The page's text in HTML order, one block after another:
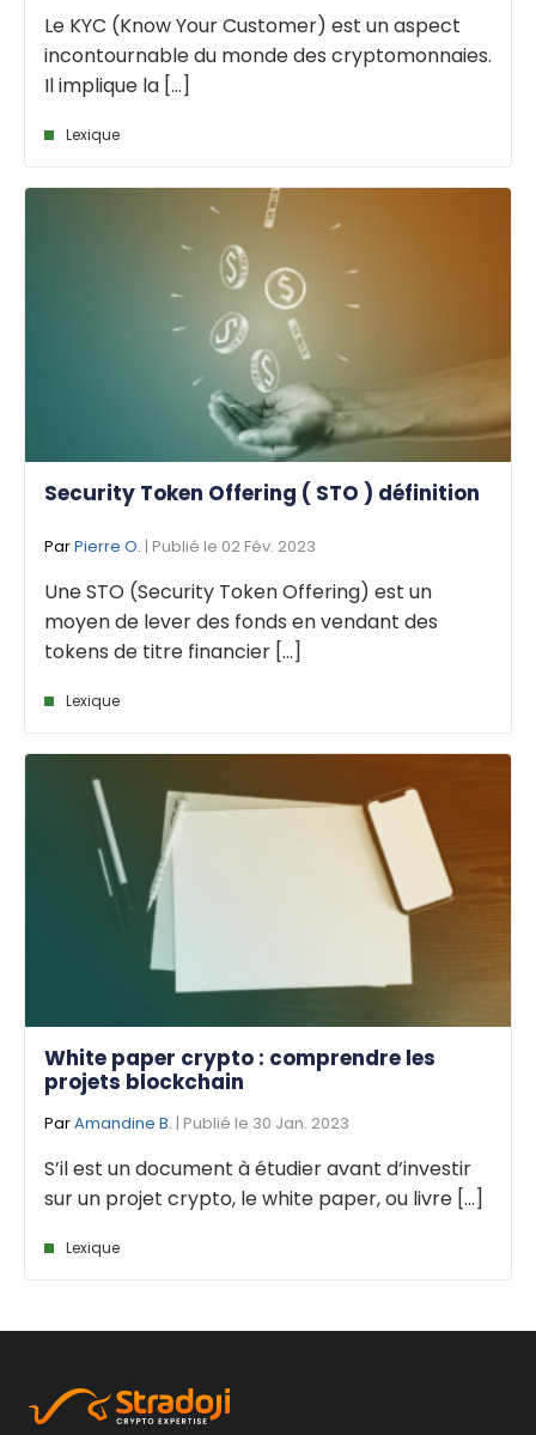
Le KYC (Know Your Customer) est un aspect
incontournable du monde des cryptomonnaies.
Il implique la [...]
Lexique
Security Token Offering ( STO ) définition
ParPierre O. | Publié le 02 Fév. 2023
Une STO (Security Token Offering) est un
moyen de lever des fonds en vendant des
tokens de titre financier [...]
Lexique
White paper crypto : comprendre les
projets blockchain
ParAmandine B. | Publié le 30 Jan. 2023
S’il est un document à étudier avant d’investir
sur un projet crypto, le white paper, ou livre [...]
Lexique